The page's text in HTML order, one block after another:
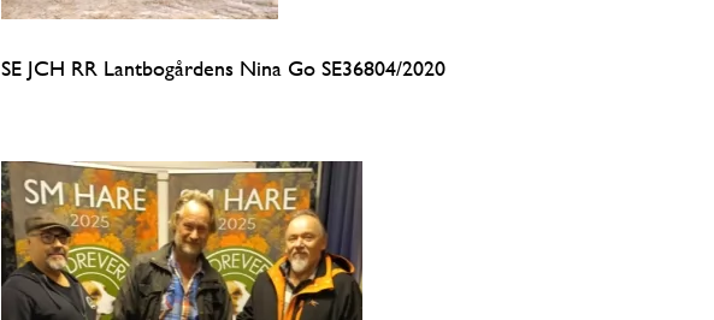
SE JCH RR Lantbogårdens Nina Go SE36804/2020